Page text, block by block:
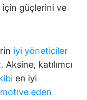
güçlerini ve
iyi yöneticiler
katılımcı
en iyi
motive eden